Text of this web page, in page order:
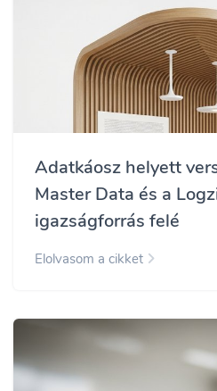
Adatkáosz helyett
Master Data és a
igazságforrás felé
Elolvasom a cikket